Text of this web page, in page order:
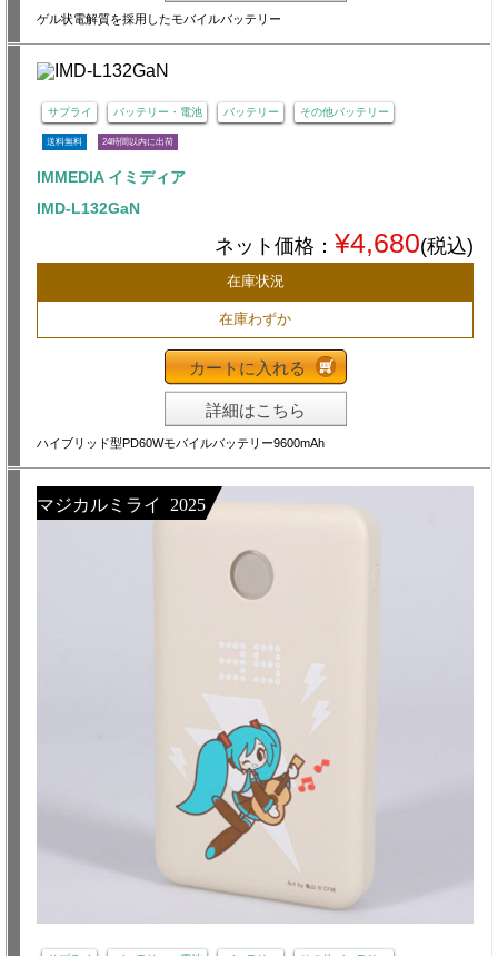
ゲル状電解質を採用したモバイルバッテリー
サプライ バッテリー・電池 バッテリー その他バッテリー
送料無料 24時間以内に出荷
IMMEDIA イミディア
IMD-L132GaN
ネット価格： ¥4,680(税込)
在庫状況
在庫わずか
カートに入れる
詳細はこちら
ハイブリッド型PD60Wモバイルバッテリー9600mAh
マジカルミライ 2025